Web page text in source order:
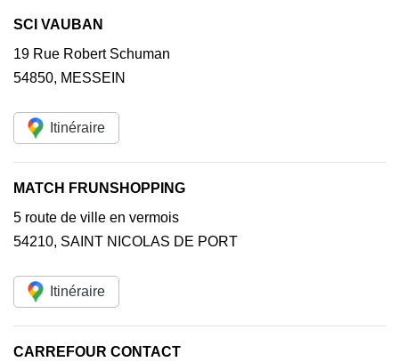
SCI VAUBAN
19 Rue Robert Schuman
54850, MESSEIN
Itinéraire
MATCH FRUNSHOPPING
5 route de ville en vermois
54210, SAINT NICOLAS DE PORT
Itinéraire
CARREFOUR CONTACT